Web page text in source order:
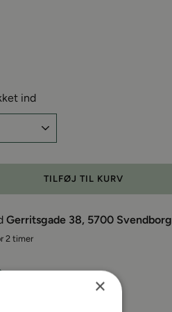
ind
TILFØJ TIL KURV
Gerritsgade 38, 5700 Svendborg
2 timer
×